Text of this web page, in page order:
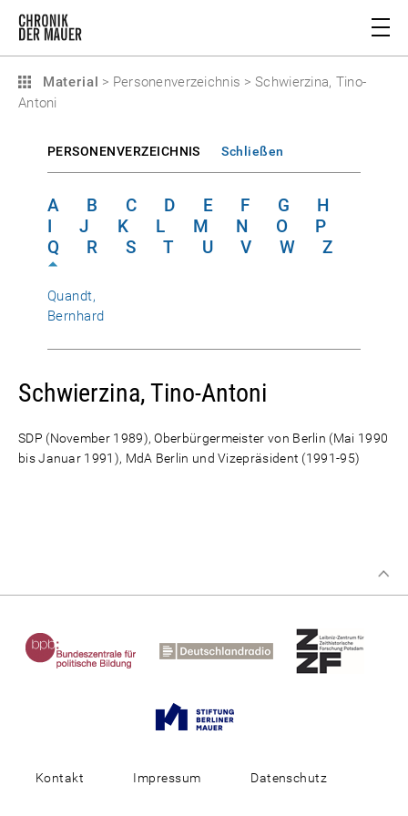
Material > Personenverzeichnis > Schwierzina, Tino-
Antoni
PERSONENVERZEICHNIS Schließen
A B C D E F G
H
I
J K L M N O
P
Q
R S T U V W Z
Quandt,
Bernhard
Schwierzina, Tino-Antoni
SDP (November 1989), Oberbürgermeister von Berlin (Mai 1990
bis Januar 1991), MdA Berlin und Vizepräsident (1991-95)
Kontakt Impressum Datenschutz